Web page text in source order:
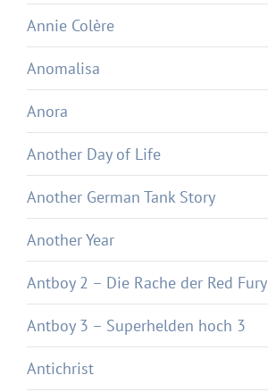
Annie Colère
Anomalisa
Anora
Another Day of Life
Another German Tank Story
Another Year
Antboy 2 – Die Rache der Red Fury
Antboy 3 – Superhelden hoch 3
Antichrist